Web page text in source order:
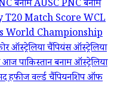
बनाम AUSCPNC बनाम
T20 Match ScoreWCL
World Championship
ऑस्ट्रेलिया चैंपियंसऑस्ट्रेलिया
आजपाकिस्तान बनाम ऑस्ट्रेलिया
हफीजवर्ल्ड चैंपियनशिप ऑफ